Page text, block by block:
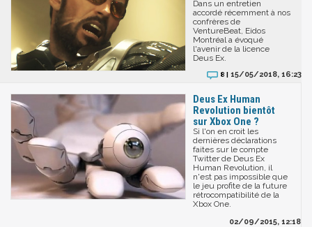
Dans un entretien
accordé récemment à nos
confrères de
VentureBeat, Eidos
Montréal a évoqué
l'avenir de la licence
Deus Ex.
8 | 15/05/2018, 16:23
Deus Ex Human
Revolution bientôt
sur Xbox One ?
Si l'on en croit les
dernières déclarations
faites sur le compte
Twitter de Deus Ex
Human Revolution, il
n'est pas impossible que
le jeu profite de la future
rétrocompatibilité de la
Xbox One.
02/09/2015, 12:18